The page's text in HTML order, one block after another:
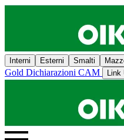
Interni Esterni Smalti
Gold Dichiarazioni CAM Link